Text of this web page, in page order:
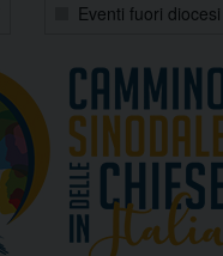
Eventi fuori diocesi